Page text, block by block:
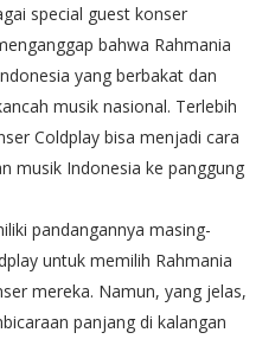
special guest konser
bahwa Rahmania
yang berbakat dan
musik nasional. Terlebih
Coldplay bisa menjadi cara
musik Indonesia ke panggung
pandangannya masing-
untuk memilih Rahmania
mereka. Namun, yang jelas,
panjang di kalangan